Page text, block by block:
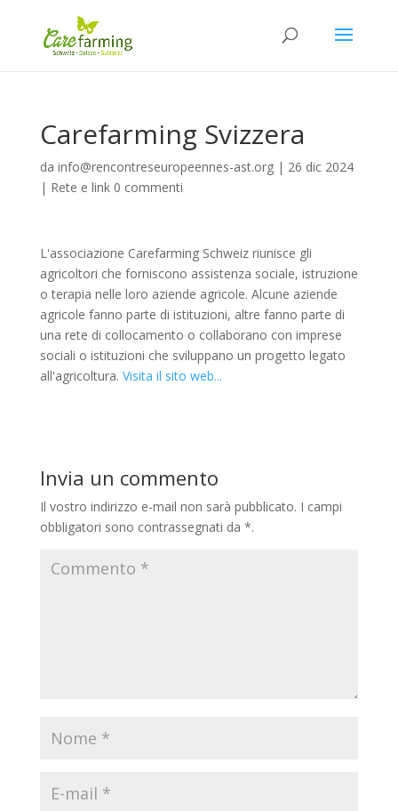
Carefarming Svizzera
da info@rencontreseuropeennes-ast.org| 26 dic 2024
| Rete e link 0 commenti
L'associazione Carefarming Schweiz riunisce gli
agricoltori che forniscono assistenza sociale, istruzione
o terapia nelle loro aziende agricole. Alcune aziende
agricole fanno parte di istituzioni, altre fanno parte di
una rete di collocamento o collaborano con imprese
sociali o istituzioni che sviluppano un progetto legato
all'agricoltura. Visita il sito web...
Invia un commento
Il vostro indirizzo e-mail non sarà pubblicato. I campi
obbligatori sono contrassegnati da *.